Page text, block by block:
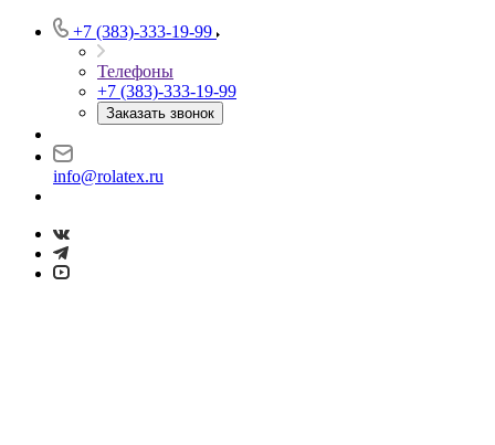
+7 (383)-333-19-99
Телефоны
+7 (383)-333-19-99
Заказать звонок
info@rolatex.ru